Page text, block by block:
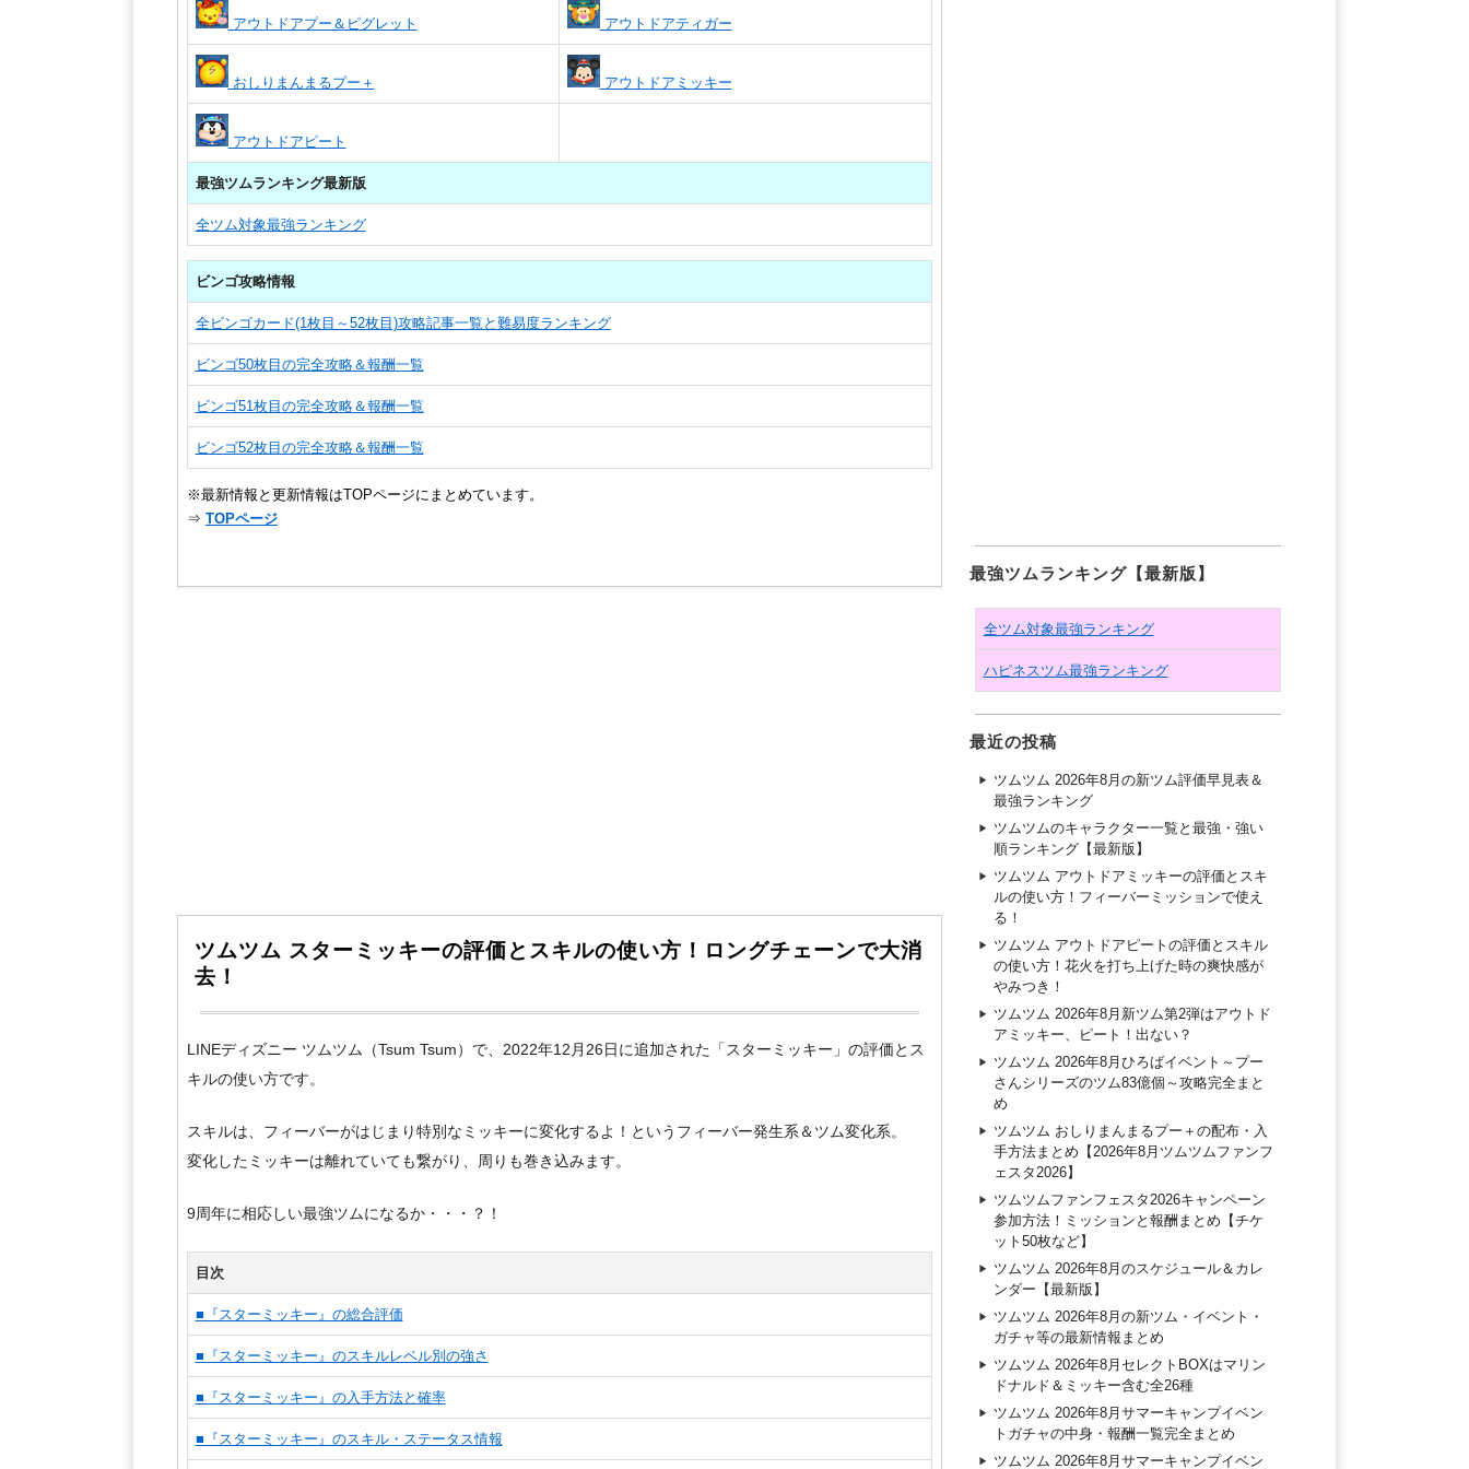
アウトドアプー＆ピグレット アウトドアティガー
おしりまんまるプー＋ アウトドアミッキー
アウトドアピート
最強ツムランキング最新版
全ツム対象最強ランキング
ビンゴ攻略情報
全ビンゴカード(1枚目～52枚目)攻略記事一覧と難易度ランキング
ビンゴ50枚目の完全攻略＆報酬一覧
ビンゴ51枚目の完全攻略＆報酬一覧
ビンゴ52枚目の完全攻略＆報酬一覧
※最新情報と更新情報はTOPページにまとめています。
⇒ TOPページ
ツムツム スターミッキーの評価とスキルの使い方！ロングチェーンで大消
去！
LINEディズニー ツムツム（Tsum Tsum）で、2022年12月26日に追加された「スターミッキー」の評価とス
キルの使い方です。
スキルは、フィーバーがはじまり特別なミッキーに変化するよ！というフィーバー発生系＆ツム変化系。
変化したミッキーは離れていても繋がり、周りも巻き込みます。
9周年に相応しい最強ツムになるか・・・？！
目次
■『スターミッキー』の総合評価
■『スターミッキー』のスキルレベル別の強さ
■『スターミッキー』の入手方法と確率
■『スターミッキー』のスキル・ステータス情報
最強ツムランキング【最新版】
全ツム対象最強ランキング
ハピネスツム最強ランキング
最近の投稿
ツムツム 2026年8月の新ツム評価早見表＆
最強ランキング
ツムツムのキャラクター一覧と最強・強い
順ランキング【最新版】
ツムツム アウトドアミッキーの評価とスキ
ルの使い方！フィーバーミッションで使え
る！
ツムツム アウトドアピートの評価とスキル
の使い方！花火を打ち上げた時の爽快感が
やみつき！
ツムツム 2026年8月新ツム第2弾はアウトド
アミッキー、ピート！出ない？
ツムツム 2026年8月ひろばイベント～プー
さんシリーズのツム83億個～攻略完全まと
め
ツムツム おしりまんまるプー＋の配布・入
手方法まとめ【2026年8月ツムツムファンフ
ェスタ2026】
ツムツムファンフェスタ2026キャンペーン
参加方法！ミッションと報酬まとめ【チケ
ット50枚など】
ツムツム 2026年8月のスケジュール＆カレ
ンダー【最新版】
ツムツム 2026年8月の新ツム・イベント・
ガチャ等の最新情報まとめ
ツムツム 2026年8月セレクトBOXはマリン
ドナルド＆ミッキー含む全26種
ツムツム 2026年8月サマーキャンプイベン
トガチャの中身・報酬一覧完全まとめ
ツムツム 2026年8月サマーキャンプイベン